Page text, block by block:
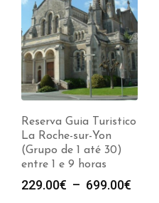
Reserva Guia Turistico
La Roche-sur-Yon
(Grupo de 1 até 30)
entre 1 e 9 horas
229.00€ – 699.00€